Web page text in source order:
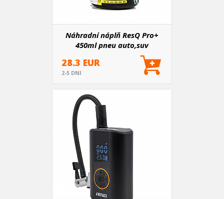
Náhradní náplň ResQ Pro+
450ml pneu auto,suv
28.3 EUR
2-5 DNI